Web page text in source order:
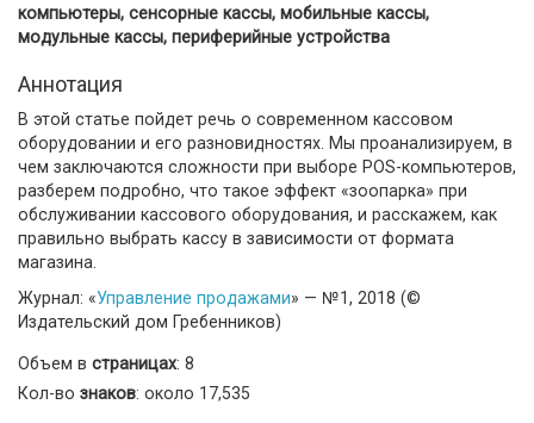
компьютеры, сенсорные кассы, мобильные кассы,
модульные кассы, периферийные устройства
Аннотация
В этой статье пойдет речь о современном кассовом
оборудовании и его разновидностях. Мы проанализируем, в
чем заключаются сложности при выборе POS-компьютеров,
разберем подробно, что такое эффект «зоопарка» при
обслуживании кассового оборудования, и расскажем, как
правильно выбрать кассу в зависимости от формата
магазина.
Журнал: «Управление продажами» — №1, 2018 (©
Издательский дом Гребенников)
Объем в страницах: 8
Кол-во знаков: около 17,535